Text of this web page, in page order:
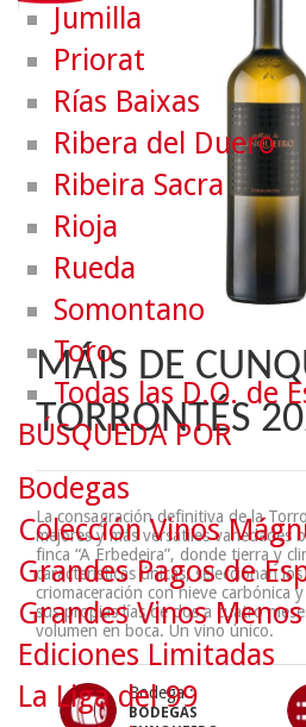
MÁIS DE
TORRONTÉS
La consagración definitiva de la
mejores y más versátiles variedades
finca “A Erbedeira”, donde tierra y
características únicas, seleccionan
criomaceración con nieve carbónica
sus propias lías de dos a cuatro
volumen en boca. Un vino único.
Bodega :
BODEGAS
Jumilla
Priorat
Rías Baixas
Ribera del Duero
Ribeira Sacra
Rioja
Rueda
Somontano
Toro
Todas las D.O. de
BÚSQUEDA POR
Bodegas
Colección Vinos
Grandes Pagos de
Grandes Vinos
Ediciones Limitadas
La Liga del 99